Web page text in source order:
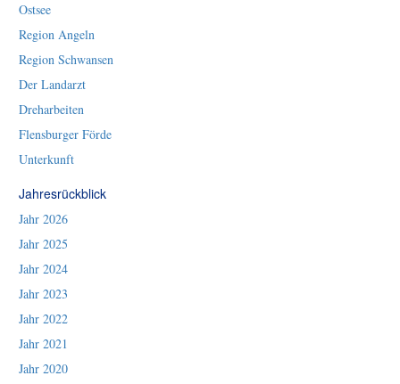
Ostsee
Region Angeln
Region Schwansen
Der Landarzt
Dreharbeiten
Flensburger Förde
Unterkunft
Jahresrückblick
Jahr 2026
Jahr 2025
Jahr 2024
Jahr 2023
Jahr 2022
Jahr 2021
Jahr 2020